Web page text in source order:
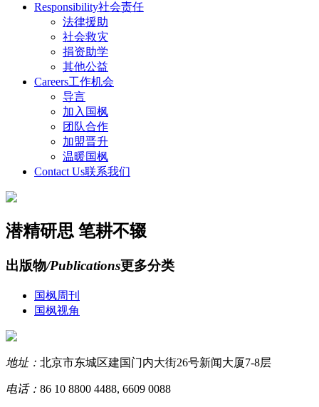
Responsibility社会责任
法律援助
社会救灾
捐资助学
其他公益
Careers工作机会
导言
加入国枫
团队合作
加盟晋升
温暖国枫
Contact Us联系我们
潜精研思 笔耕不辍
出版物/Publications更多分类
国枫周刊
国枫视角
地址： 北京市东城区建国门内大街26号新闻大厦7-8层
电话： 86 10 8800 4488, 6609 0088